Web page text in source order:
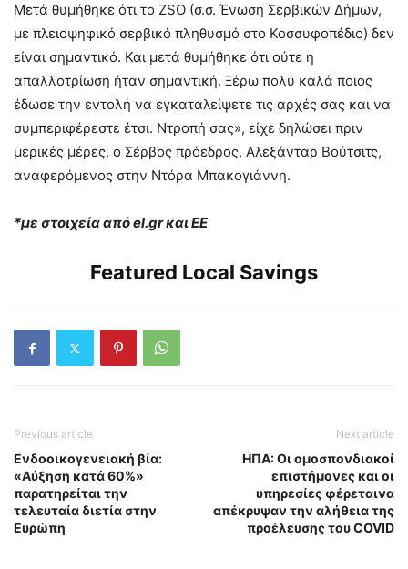
Μετά θυμήθηκε ότι το ZSO (σ.σ. Ένωση Σερβικών Δήμων,
με πλειοψηφικό σερβικό πληθυσμό στο Κοσσυφοπέδιο) δεν
είναι σημαντικό. Και μετά θυμήθηκε ότι ούτε η
απαλλοτρίωση ήταν σημαντική. Ξέρω πολύ καλά ποιος
έδωσε την εντολή να εγκαταλείψετε τις αρχές σας και να
συμπεριφέρεστε έτσι. Ντροπή σας», είχε δηλώσει πριν
μερικές μέρες, ο Σέρβος πρόεδρος, Αλεξάνταρ Βούτσιτς,
αναφερόμενος στην Ντόρα Μπακογιάννη.
*με στοιχεία απόel.grκαι ΕΕ
Featured Local Savings
Previous article
Ενδοοικογενειακή βία:
«Αύξηση κατά 60%»
παρατηρείται την
τελευταία διετία στην
Ευρώπη
Next article
ΗΠΑ: Οι ομοσπονδιακοί
επιστήμονες και οι
υπηρεσίες φέρεταινα
απέκρυψαν την αλήθεια της
προέλευσης του COVID